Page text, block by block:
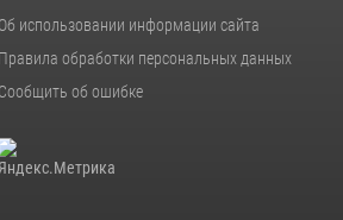
Об использовании информации сайта
Правила обработки персональных данных
Сообщить об ошибке